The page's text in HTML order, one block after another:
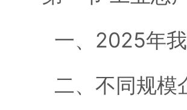
一、2025年我
二、不同规模